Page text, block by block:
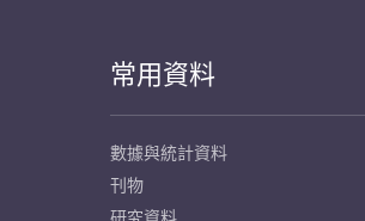
常用資料
數據與統計資料
刊物